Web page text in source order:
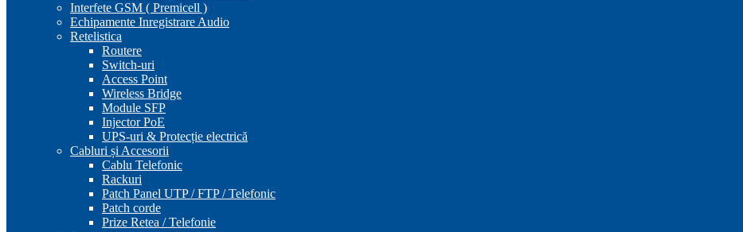
Interfete GSM ( Premicell )
Echipamente Inregistrare Audio
Retelistica
Routere
Switch-uri
Access Point
Wireless Bridge
Module SFP
Injector PoE
UPS-uri & Protecție electrică
Cabluri și Accesorii
Cablu Telefonic
Rackuri
Patch Panel UTP / FTP / Telefonic
Patch corde
Prize Retea / Telefonie